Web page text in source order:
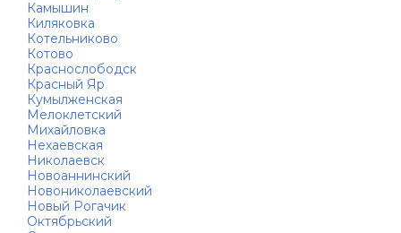
Камышин
Киляковка
Котельниково
Котово
Краснослободск
Красный Яр
Кумылженская
Мелоклетский
Михайловка
Нехаевская
Николаевск
Новоаннинский
Новониколаевский
Новый Рогачик
Октябрьский